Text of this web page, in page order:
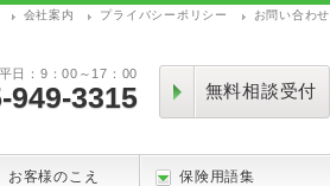
お客様のこえ 保険用語集
会社案内 プライバシーポリシー お問い合わせ
日：9：00～17：00
949-3315 無料相談受付